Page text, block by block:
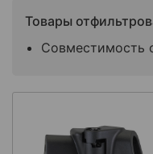
Товары
Совместимость